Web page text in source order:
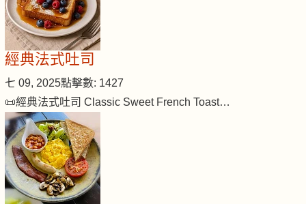
經典法式吐司
七 09, 2025點擊數: 1427
📜經典法式吐司 Classic Sweet French Toast…